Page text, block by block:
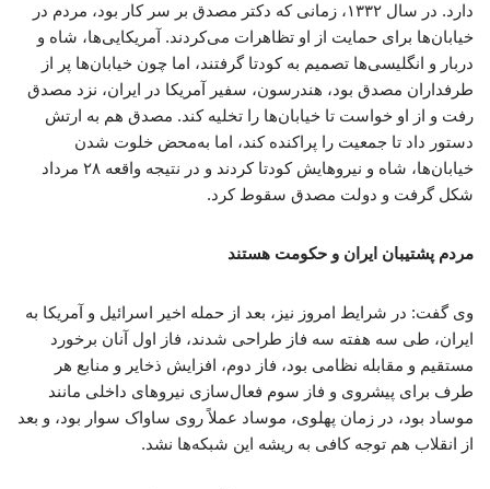
دارد. در سال ۱۳۳۲، زمانی که دکتر مصدق بر سر کار بود، مردم در
خیابان‌ها برای حمایت از او تظاهرات می‌کردند. آمریکایی‌ها، شاه و
دربار و انگلیسی‌ها تصمیم به کودتا گرفتند، اما چون خیابان‌ها پر از
طرفداران مصدق بود، هندرسون، سفیر آمریکا در ایران، نزد مصدق
رفت و از او خواست تا خیابان‌ها را تخلیه کند. مصدق هم به ارتش
دستور داد تا جمعیت را پراکنده کند، اما به‌محض خلوت شدن
خیابان‌ها، شاه و نیروهایش کودتا کردند و در نتیجه واقعه‌ ۲۸ مرداد
شکل گرفت و دولت مصدق سقوط کرد.
مردم پشتیبان ایران و حکومت هستند
وی گفت: در شرایط امروز نیز، بعد از حمله‌ اخیر اسرائیل و آمریکا به
ایران، طی سه هفته سه فاز طراحی شدند، فاز اول آنان برخورد
مستقیم و مقابله نظامی بود، فاز دوم، افزایش ذخایر و منابع هر
طرف برای پیشروی و فاز سوم فعال‌سازی نیروهای داخلی مانند
موساد بود، در زمان پهلوی، موساد عملاً روی ساواک سوار بود، و بعد
از انقلاب هم توجه کافی به ریشه‌ این شبکه‌ها نشد.